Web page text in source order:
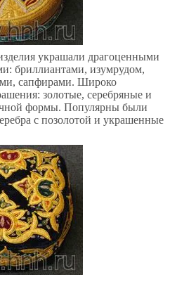
украшали драгоценными
бриллиантами, изумрудом,
сапфирами. Широко
золотые, серебряные и
формы. Популярны были
с позолотой и украшенные